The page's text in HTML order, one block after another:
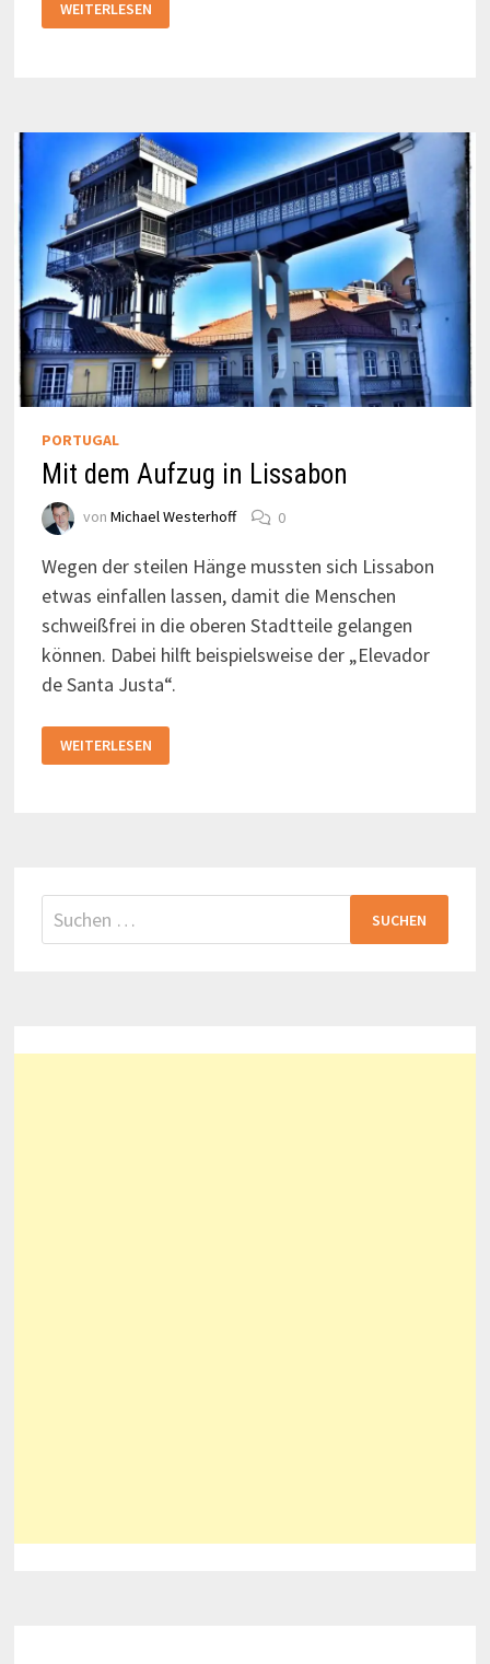
VON
OBEN
WEITERLESEN
PORTUGAL
Mit dem Aufzug in Lissabon
von Michael Westerhoff 0
Wegen der steilen Hänge mussten sich Lissabon
etwas einfallen lassen, damit die Menschen
schweißfrei in die oberen Stadtteile gelangen
können. Dabei hilft beispielsweise der „Elevador
de Santa Justa“.
DEM
AUFZUG
WEITERLESEN
Suchen
nach: